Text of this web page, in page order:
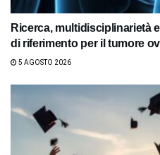
Ricerca, multidisciplinarietà
di riferimento per il tumore
5 AGOSTO 2026